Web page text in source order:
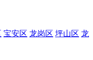
宝安区 龙岗区 坪山区 龙